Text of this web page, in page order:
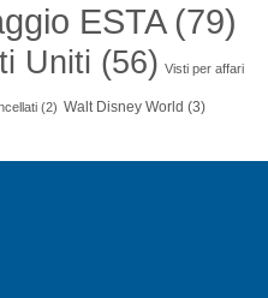
ESTA(79)
Uniti (56) Visti per affari
(2) Walt Disney World (3)